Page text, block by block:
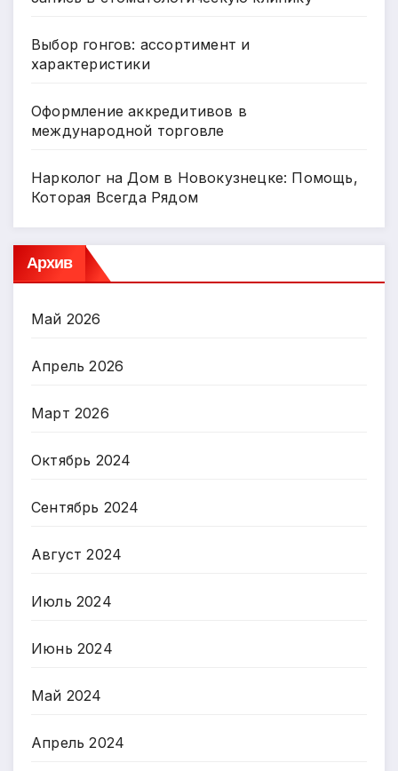
Выбор гонгов: ассортимент и
характеристики
Оформление аккредитивов в
международной торговле
Нарколог на Дом в Новокузнецке: Помощь,
Которая Всегда Рядом
Архив
Май 2026
Апрель 2026
Март 2026
Октябрь 2024
Сентябрь 2024
Август 2024
Июль 2024
Июнь 2024
Май 2024
Апрель 2024